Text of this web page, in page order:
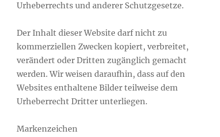
Urheberrechts und anderer Schutzgesetze.
Der Inhalt dieser Website darf nicht zu
kommerziellen Zwecken kopiert, verbreitet,
verändert oder Dritten zugänglich gemacht
werden. Wir weisen daraufhin, dass auf den
Websites enthaltene Bilder teilweise dem
Urheberrecht Dritter unterliegen.
Markenzeichen